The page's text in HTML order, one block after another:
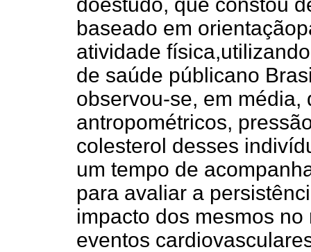
baseado em
atividade
de saúde públicano
observou-se, em
antropométricos,
colesterol desses
um tempo de
para avaliar a
impacto dos mesmos
eventos